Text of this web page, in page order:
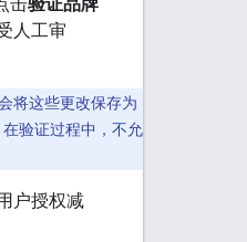
人工审
将这些更改保存为
在验证过程中，不允
户授权减